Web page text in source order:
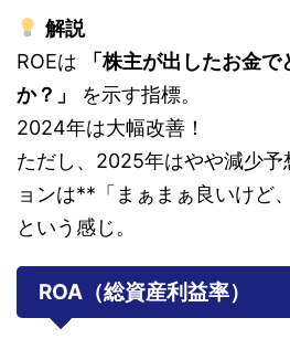
解説
ROEは
「株主が出したお金
か？」
を示す指標。
2024年は大幅改善！
ただし、2025年はやや減少予
ョンは**「まぁまぁ良いけど
という感じ。
ROA（総資産利益率）